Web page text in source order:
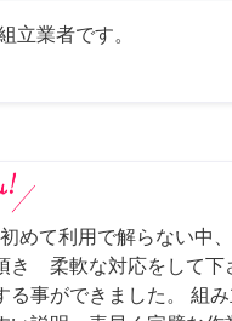
立業者です。
めて利用で解らない中
き 柔軟な対応をして
る事ができました。 組み